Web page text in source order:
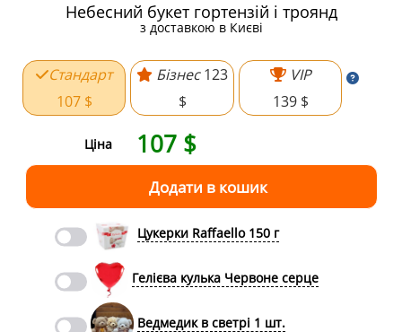
Небесний букет гортензій і троянд
з доставкою в Києві
Стандарт
107 $
Бізнес 123
$
VIP
139 $
Ціна 107 $
Цукерки Raffaello 150 г
Гелієва кулька Червоне серце
Ведмедик в светрі 1 шт.